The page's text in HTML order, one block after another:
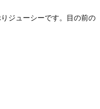
ジューシーです。目の前の